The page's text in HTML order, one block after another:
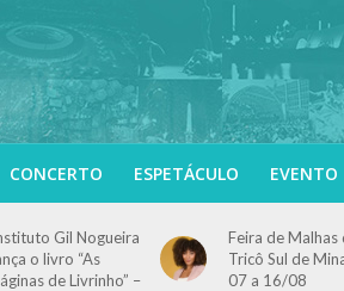
CONCERTO ESPETÁCULO EVENTO
Gil Nogueira
o livro “As
de Livrinho” –
Feira de Malhas
Tricô Sul de
07 a 16/08